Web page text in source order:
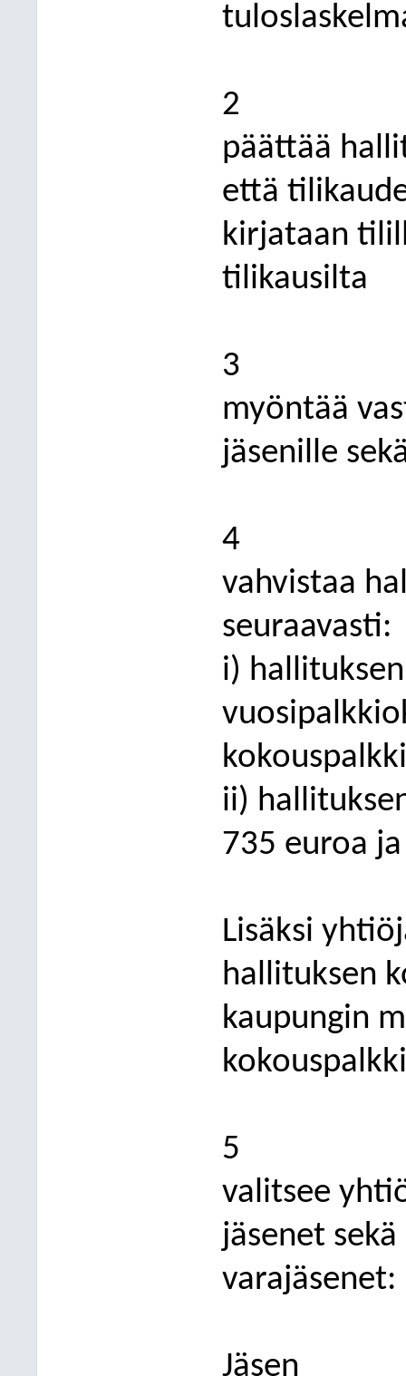
2
päättää
että
kirjataan
tilikausilta
3
myöntää
jäsenille
4
vahvistaa
seuraavasti:
i)
ii)
735 euroa
Lisäksi
hallituksen
kaupungin
5
valitsee
jäsenet
varajäsenet:
Jäsen